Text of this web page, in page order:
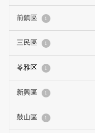
前鎮區 1
三民區 1
苓雅区 1
新興區 1
鼓山區 1